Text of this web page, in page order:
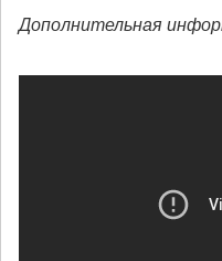
Дополнительная